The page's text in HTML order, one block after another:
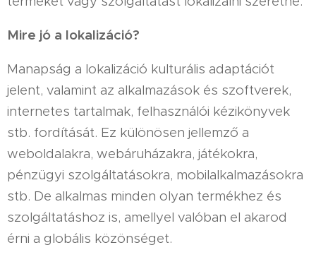
Mire jó a lokalizáció?
Manapság a lokalizáció kulturális adaptációt
jelent, valamint az alkalmazások és szoftverek,
internetes tartalmak, felhasználói kézikönyvek
stb. fordítását. Ez különösen jellemző a
weboldalakra, webáruházakra, játékokra,
pénzügyi szolgáltatásokra, mobilalkalmazásokra
stb. De alkalmas minden olyan termékhez és
szolgáltatáshoz is, amellyel valóban el akarod
érni a globális közönséget.